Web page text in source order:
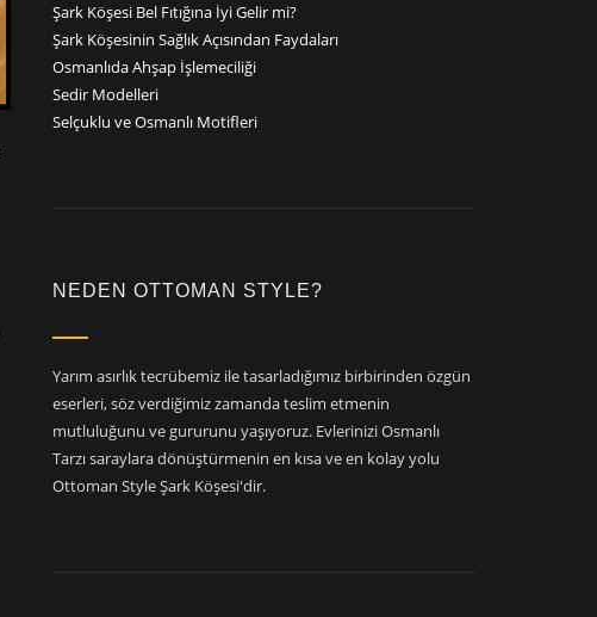
Şark Köşesi Bel Fıtığına İyi Gelir mi?
Şark Köşesinin Sağlık Açısından Faydaları
Osmanlıda Ahşap İşlemeciliği
Sedir Modelleri
Selçuklu ve Osmanlı Motifleri
NEDEN OTTOMAN STYLE?
Yarım asırlık tecrübemiz ile tasarladığımız birbirinden özgün
eserleri, söz verdiğimiz zamanda teslim etmenin
mutluluğunu ve gururunu yaşıyoruz. Evlerinizi Osmanlı
Tarzı saraylara dönüştürmenin en kısa ve en kolay yolu
Ottoman Style Şark Köşesi'dir.